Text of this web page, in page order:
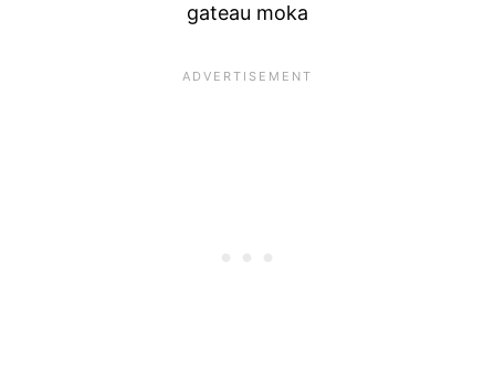
gateau moka